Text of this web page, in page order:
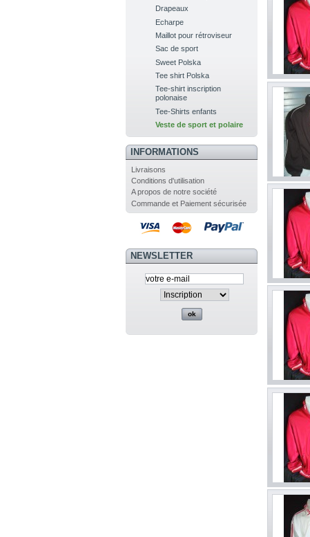
Drapeaux
Echarpe
Maillot pour rétroviseur
Sac de sport
Sweet Polska
Tee shirt Polska
Tee-shirt inscription
polonaise
Tee-Shirts enfants
Veste de sport et polaire
INFORMATIONS
Livraisons
Conditions d'utilisation
A propos de notre société
Commande et Paiement sécurisée
NEWSLETTER